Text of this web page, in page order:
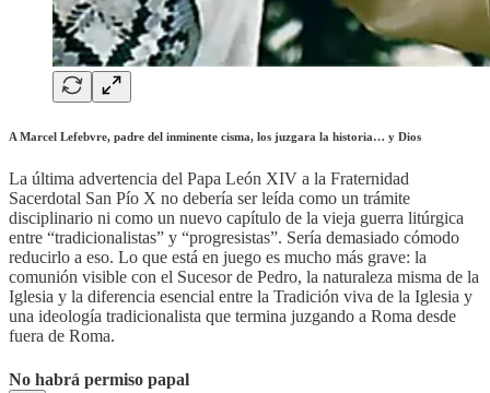
A Marcel Lefebvre, padre del inminente cisma, los juzgara la historia… y Dios
La última advertencia del Papa León XIV a la Fraternidad
Sacerdotal San Pío X no debería ser leída como un trámite
disciplinario ni como un nuevo capítulo de la vieja guerra litúrgica
entre “tradicionalistas” y “progresistas”. Sería demasiado cómodo
reducirlo a eso. Lo que está en juego es mucho más grave: la
comunión visible con el Sucesor de Pedro, la naturaleza misma de la
Iglesia y la diferencia esencial entre la Tradición viva de la Iglesia y
una ideología tradicionalista que termina juzgando a Roma desde
fuera de Roma.
No habrá permiso papal